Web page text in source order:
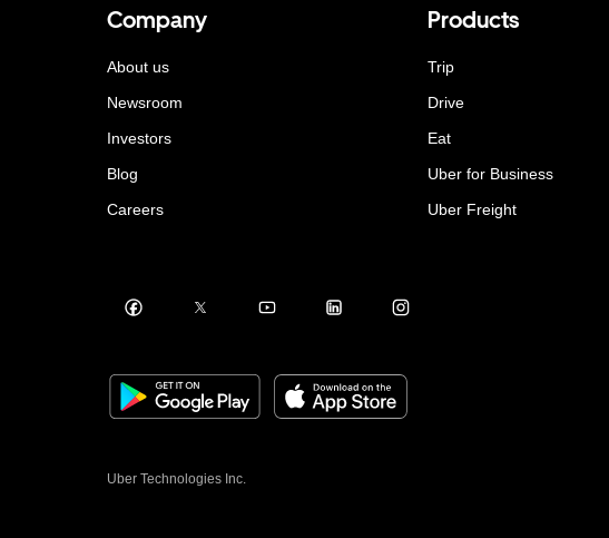
Company
About us
Newsroom
Investors
Blog
Careers
Products
Trip
Drive
Eat
Uber for Business
Uber Freight
Uber Technologies Inc.